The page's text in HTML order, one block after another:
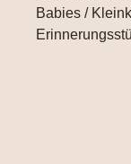
Babies /